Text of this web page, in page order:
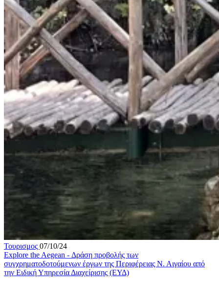
Τουρισμος 07/10/24
Explore the Aegean - Δράση προβολής των
συγχρηματοδοτούμενων έργων της Περιφέρειας Ν. Αιγαίου από
την Ειδική Υπηρεσία Διαχείρισης (ΕΥΔ)